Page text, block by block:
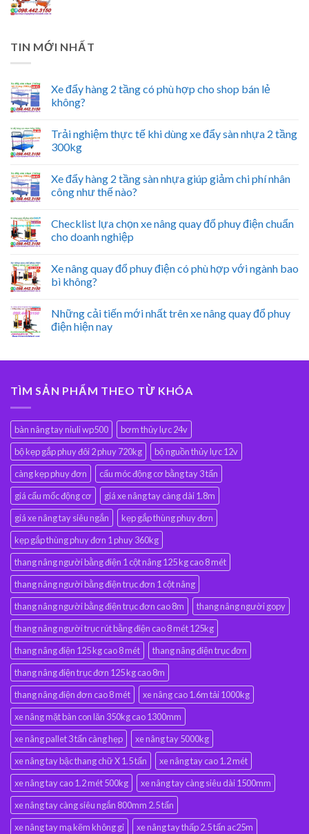
TIN MỚI NHẤT
Xe đẩy hàng 2 tầng có phù hợp cho shop bán lẻ
không?
Trải nghiệm thực tế khi dùng xe đẩy sàn nhựa 2 tầng
300kg
Xe đẩy hàng 2 tầng sàn nhựa giúp giảm chi phí nhân
công như thế nào?
Checklist lựa chọn xe nâng quay đổ phuy điện chuẩn
cho doanh nghiệp
Xe nâng quay đổ phuy điện có phù hợp với ngành bao
bì không?
Những cải tiến mới nhất trên xe nâng quay đổ phuy
điện hiện nay
TÌM SẢN PHẨM THEO TỪ KHÓA
bàn nâng tay niuli wp500
bơm thủy lực 24v
bộ kẹp gắp phuy đôi 2 phuy 720kg
bộ nguồn thủy lực 12v
càng kẹp phuy đơn
cẩu móc động cơ bằng tay 3 tấn
giá cẩu mốc động cơ
giá xe nâng tay càng dài 1.8m
giá xe nâng tay siêu ngắn
kẹp gắp thùng phuy đơn
kẹp gắp thùng phuy đơn 1 phuy 360kg
thang nâng người bằng điện 1 cột nâng 125 kg cao 8 mét
thang nâng người bằng điện trục đơn 1 cột nâng
thang nâng người bằng điện trục đơn cao 8m
thang nâng người gopy
thang nâng người trục rút bằng điện cao 8 mét 125kg
thang nâng điện 125 kg cao 8 mét
thang nâng điện trục đơn
thang nâng điện trục đơn 125 kg cao 8m
thang nâng điện đơn cao 8 mét
xe nâng cao 1.6m tải 1000kg
xe nâng mặt bàn con lăn 350kg cao 1300mm
xe nâng pallet 3 tấn càng hẹp
xe nâng tay 5000kg
xe nâng tay bậc thang chữ X 1.5 tấn
xe nâng tay cao 1.2 mét
xe nâng tay cao 1.2 mét 500kg
xe nâng tay càng siêu dài 1500mm
xe nâng tay càng siêu ngắn 800mm 2.5 tấn
xe nâng tay mạ kẽm không gỉ
xe nâng tay thấp 2.5 tấn ac25m